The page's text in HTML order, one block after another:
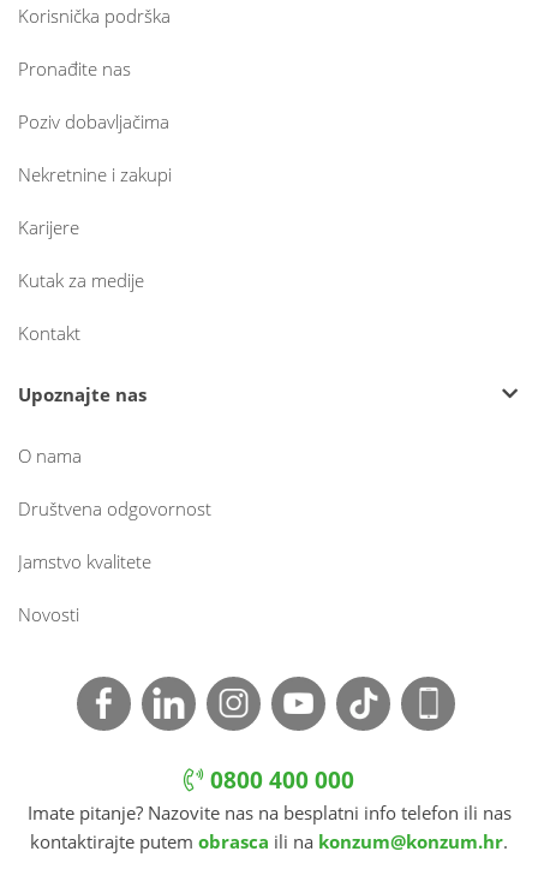
Korisnička podrška
Pronađite nas
Poziv dobavljačima
Nekretnine i zakupi
Karijere
Kutak za medije
Kontakt
Upoznajte nas
O nama
Društvena odgovornost
Jamstvo kvalitete
Novosti
0800 400 000
Imate pitanje? Nazovite nas na besplatni info telefon ili nas
kontaktirajte putem obrasca ili na konzum@konzum.hr.